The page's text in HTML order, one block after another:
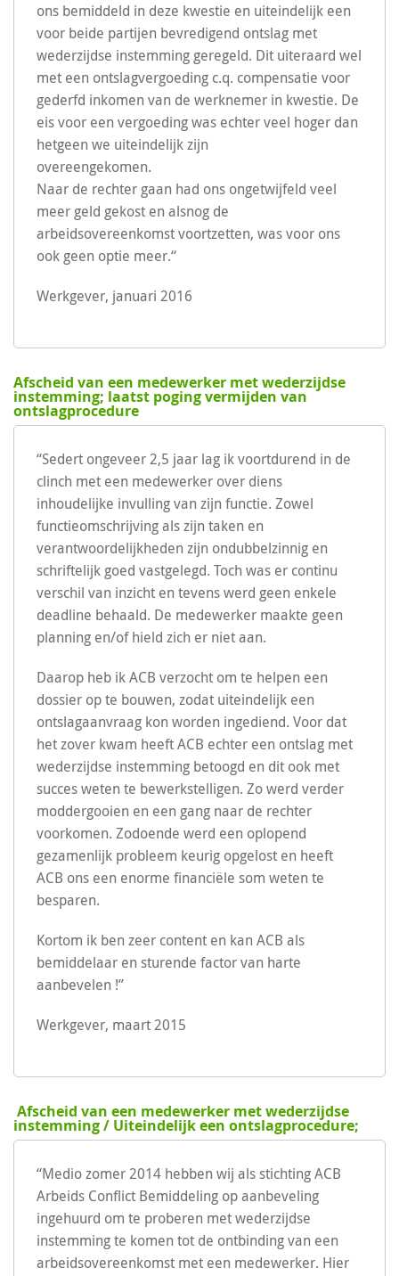
ons bemiddeld in deze kwestie en uiteindelijk een
voor beide partijen bevredigend ontslag met
wederzijdse instemming geregeld. Dit uiteraard wel
met een ontslagvergoeding c.q. compensatie voor
gederfd inkomen van de werknemer in kwestie. De
eis voor een vergoeding was echter veel hoger dan
hetgeen we uiteindelijk zijn
Naar de rechter gaan had ons ongetwijfeld veel
meer geld gekost en alsnog de
arbeidsovereenkomst voortzetten, was voor ons
ook geen optie meer.“
Werkgever, januari 2016
Afscheid van een medewerker met wederzijdse
instemming; laatst poging vermijden van
ontslagprocedure
“Sedert ongeveer 2,5 jaar lag ik voortdurend in de
clinch met een medewerker over diens
inhoudelijke invulling van zijn functie. Zowel
functieomschrijving als zijn taken en
verantwoordelijkheden zijn ondubbelzinnig en
schriftelijk goed vastgelegd. Toch was er continu
verschil van inzicht en tevens werd geen enkele
deadline behaald. De medewerker maakte geen
planning en/of hield zich er niet aan.
Daarop heb ik ACB verzocht om te helpen een
dossier op te bouwen, zodat uiteindelijk een
ontslagaanvraag kon worden ingediend. Voor dat
het zover kwam heeft ACB echter een ontslag met
wederzijdse instemming betoogd en dit ook met
succes weten te bewerkstelligen. Zo werd verder
moddergooien en een gang naar de rechter
voorkomen. Zodoende werd een oplopend
gezamenlijk probleem keurig opgelost en heeft
ACB ons een enorme financiële som weten te
besparen.
Kortom ik ben zeer content en kan ACB als
bemiddelaar en sturende factor van harte
aanbevelen !”
Werkgever, maart 2015
Afscheid van een medewerker met wederzijdse
instemming / Uiteindelijk een ontslagprocedure;
“Medio zomer 2014 hebben wij als stichting ACB
Arbeids Conflict Bemiddeling op aanbeveling
ingehuurd om te proberen met wederzijdse
instemming te komen tot de ontbinding van een
arbeidsovereenkomst met een medewerker. Hier